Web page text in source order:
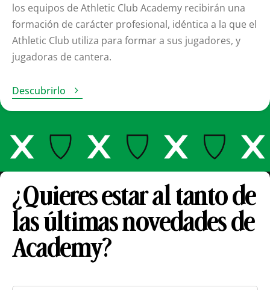
los equipos de Athletic Club Academy recibirán una
formación de carácter profesional, idéntica a la que el
Athletic Club utiliza para formar a sus jugadores, y
jugadoras de cantera.
Descubrirlo 
¿Quieres estar al tanto de
las últimas novedades de
Academy?